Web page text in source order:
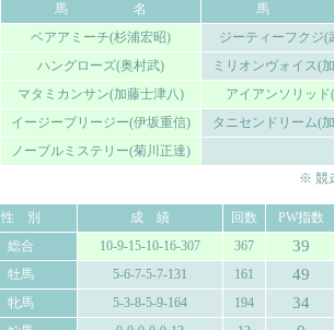
馬 名
馬
ベアアミーチ(杉浦宏昭)
ジーティーフクジ(
ハングローズ(奥村武)
ミリオンヴォイス(
マタミカンサン(加藤士津八)
アイアンソリッド
イージーブリージー(伊坂重信)
タニセンドリーム(
ノーブルミステリー(菊川正達)
※ 競
性 別 成 績 回数
PW指数
総合
10-9-15-10-16-307 367 39
牡馬 5-6-7-5-7-131 161 49
牝馬 5-3-8-5-9-164 194 34